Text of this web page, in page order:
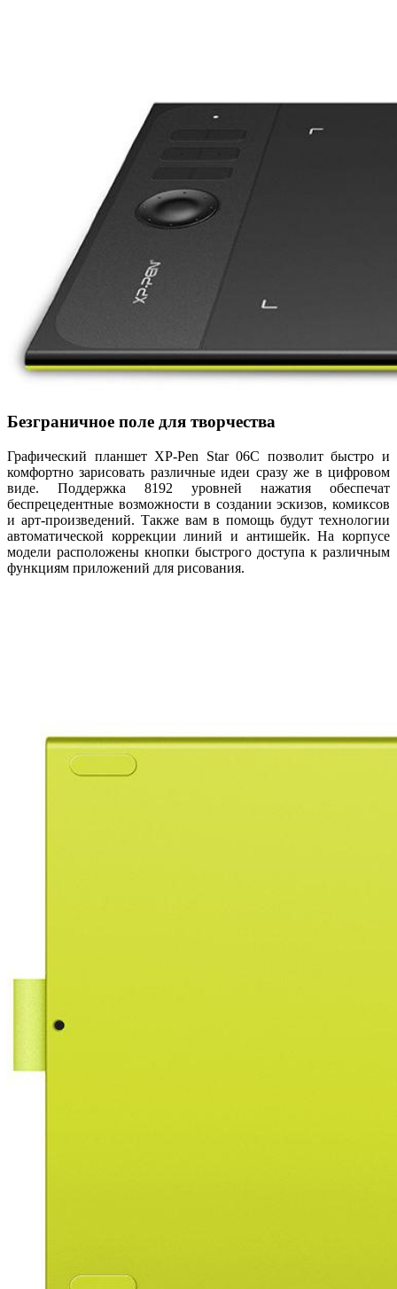
Безграничное поле для творчества
Графический планшет XP-Pen Star 06C позволит быстро и
комфортно зарисовать различные идеи сразу же в цифровом
виде. Поддержка 8192 уровней нажатия обеспечат
беспрецедентные возможности в создании эскизов, комиксов
и арт-произведений. Также вам в помощь будут технологии
автоматической коррекции линий и антишейк. На корпусе
модели расположены кнопки быстрого доступа к различным
функциям приложений для рисования.